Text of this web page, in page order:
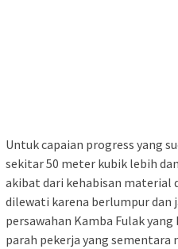
Untuk capaian progress yang
sekitar 50 meter kubik lebih
akibat dari kehabisan material
dilewati karena berlumpur dan
persawahan Kamba Fulak
parah pekerja yang sementara